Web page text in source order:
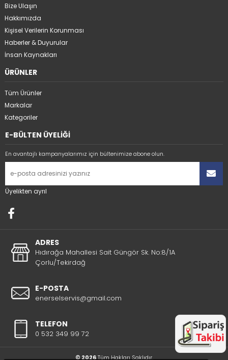
Bize Ulaşın
Hakkımızda
Kişisel Verilerin Korunması
Haberler & Duyurular
İnsan Kaynakları
ÜRÜNLER
Tüm Ürünler
Markalar
Kategoriler
E-BÜLTEN ÜYELİĞİ
En avantajlı kampanyalarımız için bültenimize abone olun.
Üyelikten ayrıl
ADRES
Hıdırağa Mahallesi Sait Güngör Sk. No:8/1A
Çorlu/Tekirdağ
E-POSTA
enerselservis@gmail.com
TELEFON
0 532 349 99 72
© 2026Tüm Hakları Saklıdır.